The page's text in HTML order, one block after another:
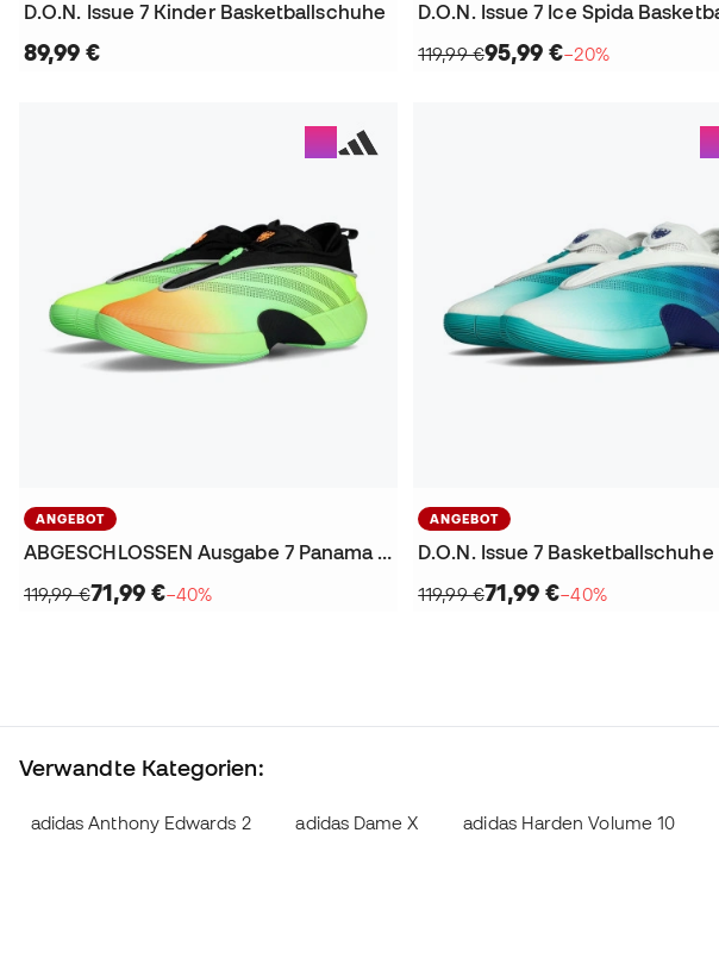
D.O.N. Issue 7 Kinder Basketballschuhe
89,99 €
119,99 €95,99 €−20%
ANGEBOT
ABGESCHLOSSEN Ausgabe 7 Panama Basketballschuhe
119,99 €71,99 €−40%
ANGEBOT
D.O.N. Issue 7 Basketballschuhe
119,99 €71,99 €−40%
Verwandte Kategorien:
adidas Anthony Edwards 2 adidas Dame X adidas Harden Volume 10